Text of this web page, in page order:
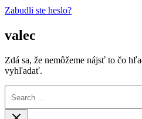
Zabudli ste heslo?
valec
Zdá sa, že nemôžeme nájsť to čo
vyhľadať.
Vyhľadať: